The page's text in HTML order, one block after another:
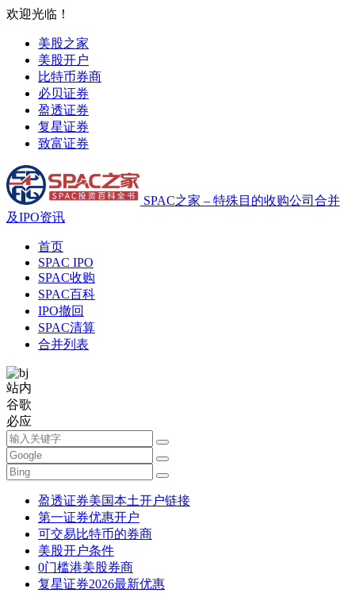
欢迎光临！
美股之家
美股开户
比特币券商
必贝证券
盈透证券
复星证券
致富证券
SPAC之家 – 特殊目的收购公司合并
及IPO资讯
首页
SPAC IPO
SPAC收购
SPAC百科
IPO撤回
SPAC清算
合并列表
站内
谷歌
必应
盈透证券美国本土开户链接
第一证券优惠开户
可交易比特币的券商
美股开户条件
0门槛港美股券商
复星证券2026最新优惠